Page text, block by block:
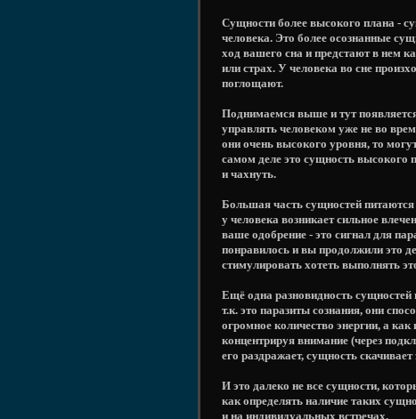
Сущности более высокого плана -
человека. Это более осознанные
ход вашего сна и предстают в нем
или страх. У человека во сне
поглощают.
Поднимаемся выше и тут
управлять человеком уже не во
они очень высокого уровня, то
самом деле это сущность высокого
и чахнуть.
Большая часть сущностей питаются
у человека возникает сильное
ваше одобрение - это сигнал для
понравилось и вы продолжили это
стимулировать хотеть выполнять
Ещё одна разновидность сущностей
т.к. это паразиты сознания, они
огромное количество энергии, а
концентрируя внимание (через
его раздражает, сущность
И это далеко не все сущности,
как определять наличие таких
и на индивидуальных встречах.